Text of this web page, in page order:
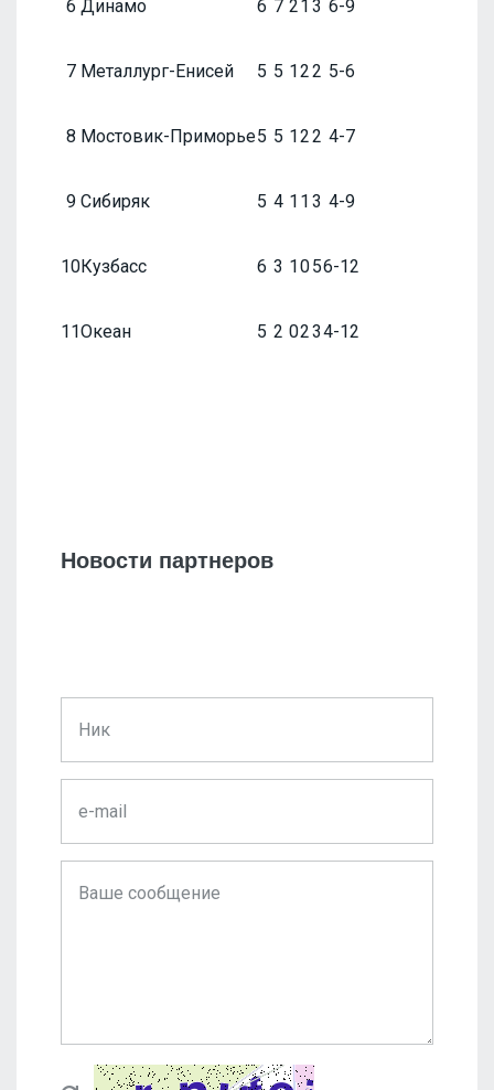
6 Динамо 6 7 21 3 6-9
7 Металлург-Енисей 5 5 122 5-6
8 Мостовик-Приморье5 5 122 4-7
9 Сибиряк 5 4 1 1 3 4-9
10Кузбасс 6 3 1056-12
11Океан 5 2 0234-12
Новости партнеров